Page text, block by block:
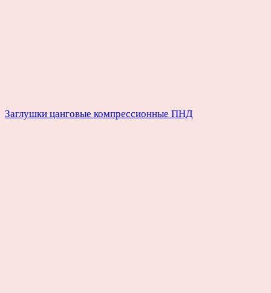
Заглушки цанговые компрессионные ПНД